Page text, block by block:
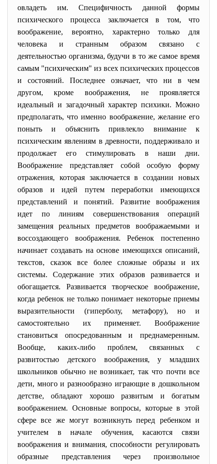
овладеть им. Специфичность данной формы
психического процесса заключается в том, что
воображение, вероятно, характерно только для
человека и странным образом связано с
деятельностью организма, будучи в то же самое время
самым "психическим" из всех психических процессов
и состояний. Последнее означает, что ни в чем
другом, кроме воображения, не проявляется
идеальный и загадочный характер психики. Можно
предполагать, что именно воображение, желание его
поныть и объяснить привлекло внимание к
психическим явлениям в древности, поддерживало и
продолжает его стимулировать в наши дни.
Воображение представляет собой особую форму
отражения, которая заключается в создании новых
образов и идей путем переработки имеющихся
представлений и понятий. Развитие воображения
идет по линиям совершенствования операций
замещения реальных предметов воображаемыми и
воссоздающего воображения. Ребенок постепенно
начинает создавать на основе имеющихся описаний,
текстов, сказок все более сложные образы и их
системы. Содержание этих образов развивается и
обогащается. Развивается творческое воображение,
когда ребенок не только понимает некоторые приемы
выразительности (гиперболу, метафору), но и
самостоятельно их применяет. Воображение
становиться опосредованным и преднамеренным.
Вообще, каких-либо проблем, связанных с
развитостью детского воображения, у младших
школьников обычно не возникает, так что почти все
дети, много и разнообразно играющие в дошкольном
детстве, обладают хорошо развитым и богатым
воображением. Основные вопросы, которые в этой
сфере все же могут возникнуть перед ребенком и
учителем в начале обучения, касаются связи
воображения и внимания, способности регулировать
образные представления через произвольное